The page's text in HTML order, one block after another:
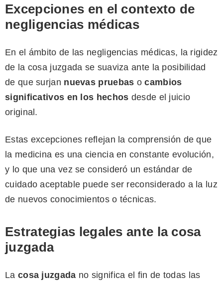
Excepciones en el contexto de
negligencias médicas
En el ámbito de las negligencias médicas, la rigidez
de la cosa juzgada se suaviza ante la posibilidad
de que surjan nuevas pruebas ocambios
significativos en los hechos desde el juicio
original.
Estas excepciones reflejan la comprensión de que
la medicina es una ciencia en constante evolución,
y lo que una vez se consideró un estándar de
cuidado aceptable puede ser reconsiderado a la luz
de nuevos conocimientos o técnicas.
Estrategias legales ante la cosa
juzgada
La cosa juzgada no significa el fin de todas las